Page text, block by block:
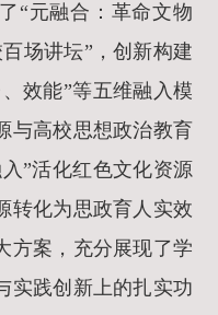
“元融合：革命文物
场讲坛”，创新构建
效能”等五维融入模
与高校思想政治教育
”活化红色文化资源
转化为思政育人实效
方案，充分展现了学
实践创新上的扎实功